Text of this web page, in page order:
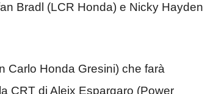
Bradl (LCR Honda) e Nicky Hayden
Carlo Honda Gresini) che farà
CRT di Aleix Espargaro (Power